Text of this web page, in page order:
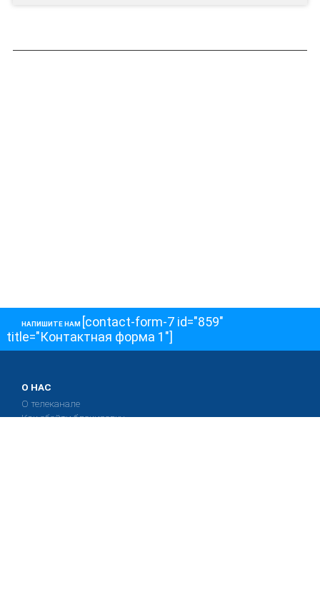
О НАС
О телеканале
Как обойти блокировку
НАПИШИТЕ НАМ [contact-form-7 id="859"
title="Контактная форма 1"]